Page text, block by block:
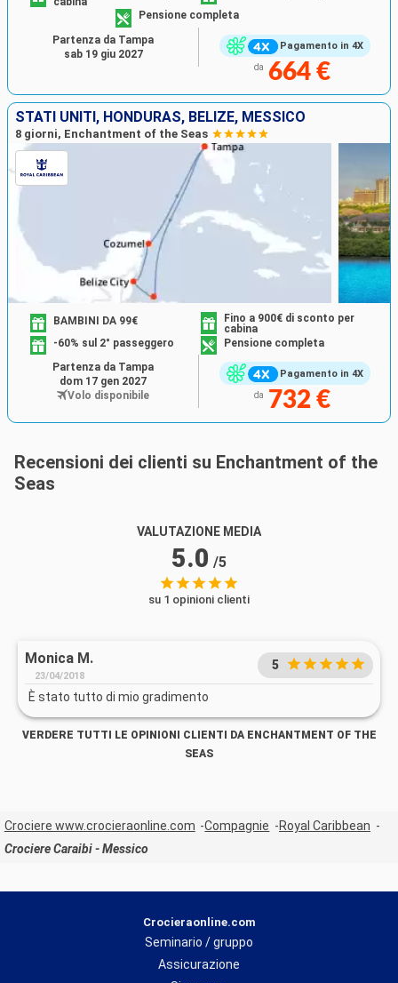
Pagamento in 4X
Pensione completa
da 664 €
Partenza da Tampa
sab 19 giu 2027
STATI UNITI, HONDURAS, BELIZE, MESSICO
8 giorni, Enchantment of the Seas
Pagamento in 4X
BAMBINI DA 99€
Fino a 900€ di sconto per
cabina
-60% sul 2° passeggero
Pensione completa
da 732 €
Partenza da Tampa
dom 17 gen 2027
Volo disponibile
Recensioni dei clienti su Enchantment of the
Seas
VALUTAZIONE MEDIA
5.0 /5
su 1 opinioni clienti
Monica M.
23/04/2018
5
È stato tutto di mio gradimento
VERDERE TUTTI LE OPINIONI CLIENTI DA ENCHANTMENT OF THE
SEAS
Crociere www.crocieraonline.com Compagnie
Royal Caribbean
Crociere Caraibi - Messico
Crocieraonline.com
Seminario / gruppo
Assicurazione